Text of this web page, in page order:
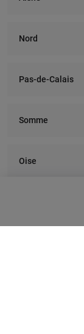
Nord
Pas-de-Calais
Somme
Oise